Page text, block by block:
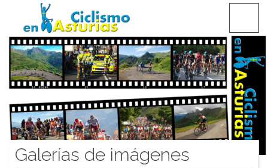
CICLISMO EN ASTURIAS
Galerías de imágenes